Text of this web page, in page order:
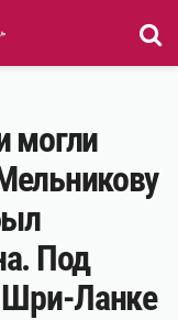
могли
Под
Шри-Ланке